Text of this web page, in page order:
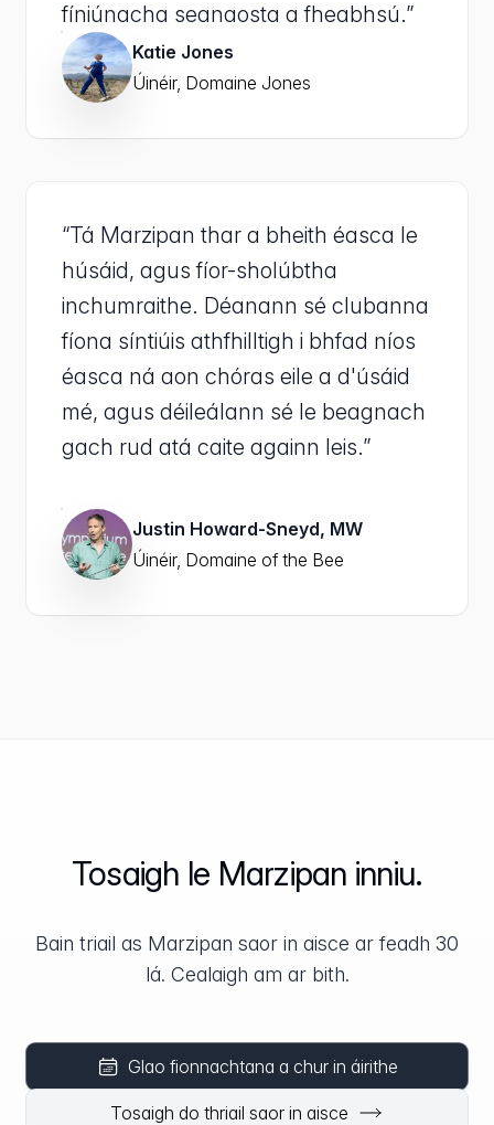
fíniúnacha seanaosta a fheabhsú.”
Katie Jones
Úinéir, Domaine Jones
“Tá Marzipan thar a bheith éasca le
húsáid, agus fíor-sholúbtha
inchumraithe. Déanann sé clubanna
fíona síntiúis athfhilltigh i bhfad níos
éasca ná aon chóras eile a d'úsáid
mé, agus déileálann sé le beagnach
gach rud atá caite againn leis.”
Justin Howard-Sneyd, MW
Úinéir, Domaine of the Bee
Tosaigh le Marzipan inniu.
Bain triail as Marzipan saor in aisce ar feadh 30
lá. Cealaigh am ar bith.
Glao fionnachtana a chur in áirithe
Tosaigh do thriail saor in aisce